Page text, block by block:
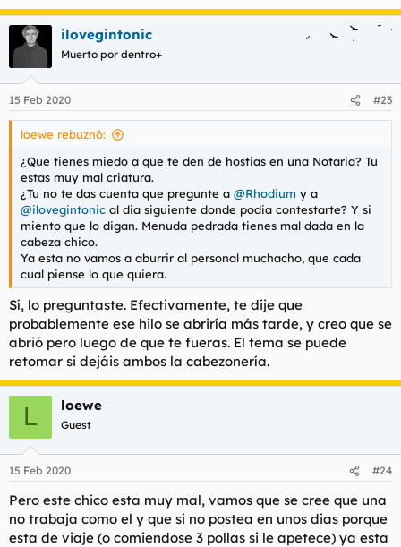
ilovegintonic
Muerto por dentro+
15 Feb 2020 #23
loewe rebuznó:
¿Que tienes miedo a que te den de hostias en una Notaria? Tu
estas muy mal criatura.
¿Tu no te das cuenta que pregunte a @Rhodium y a
@ilovegintonic al dia siguiente donde podia contestarte? Y si
miento que lo digan. Menuda pedrada tienes mal dada en la
cabeza chico.
Ya esta no vamos a aburrir al personal muchacho, que cada
cual piense lo que quiera.
Sí, lo preguntaste. Efectivamente, te dije que
probablemente ese hilo se abriría más tarde, y creo que se
abrió pero luego de que te fueras. El tema se puede
retomar si dejáis ambos la cabezonería.
L loewe
Guest
15 Feb 2020 #24
Pero este chico esta muy mal, vamos que se cree que una
no trabaja como el y que si no postea en unos dias porque
esta de viaje (o comiendose 3 pollas si le apetece) ya esta